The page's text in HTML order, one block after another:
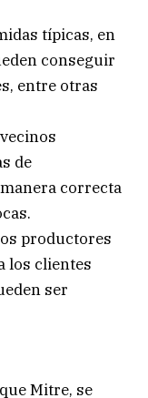
típicas, en
conseguir
entre otras
de
correcta
productores
los clientes
ser
Mitre, se